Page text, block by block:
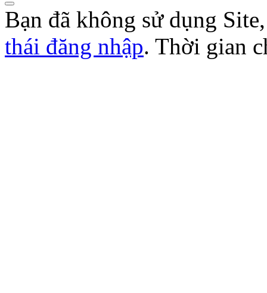
Bạn đã không sử dụng
thái đăng nhập. Thời gian